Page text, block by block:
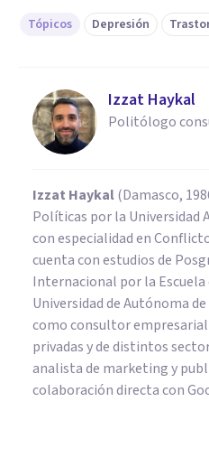
Tópicos Depresión
Izzat Haykal
Politólogo
Izzat Haykal(Damasco,
Políticas por la Universidad
con especialidad en
cuenta con estudios de
Internacional por la Escuela
Universidad de Autónoma
como consultor
privadas y de distintos
analista de marketing y
colaboración directa con